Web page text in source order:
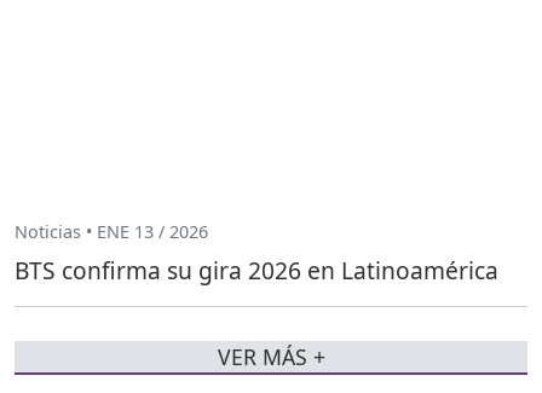
Noticias • ENE 13 / 2026
BTS confirma su gira 2026 en Latinoamérica
VER MÁS +